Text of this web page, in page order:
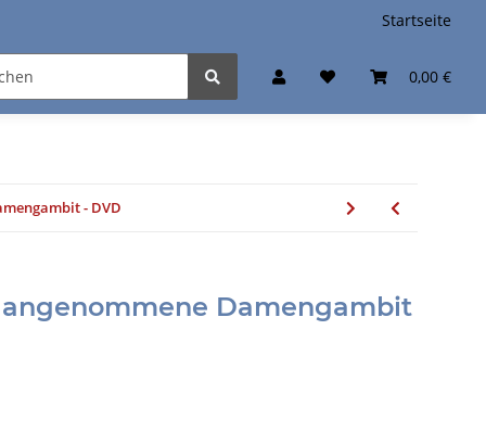
Startseite
0,00 €
- DVD
angenommene Damengambit